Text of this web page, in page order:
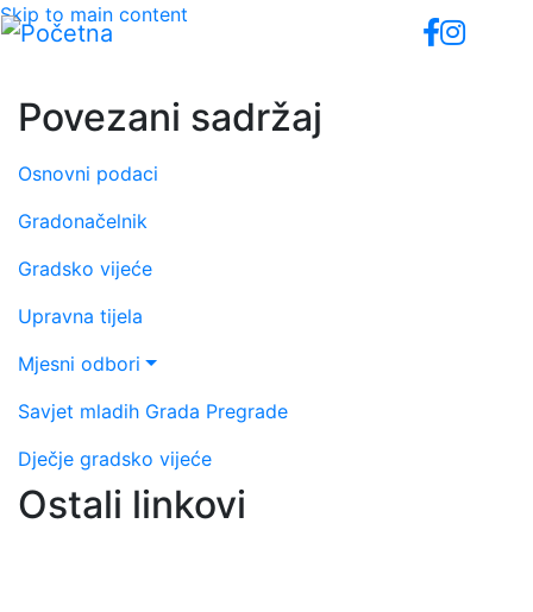
Skip to main content
Povezani sadržaj
Osnovni podaci
Gradonačelnik
Gradsko vijeće
Upravna tijela
Mjesni odbori
Savjet mladih Grada Pregrade
Dječje gradsko vijeće
Ostali linkovi